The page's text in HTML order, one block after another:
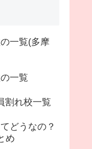
一覧(多摩
一覧
割れ校一覧
どうなの？
め